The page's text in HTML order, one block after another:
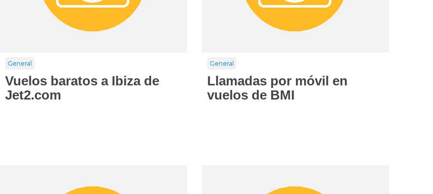
General
Vuelos baratos a Ibiza de
Jet2.com
General
Llamadas por móvil en
vuelos de BMI